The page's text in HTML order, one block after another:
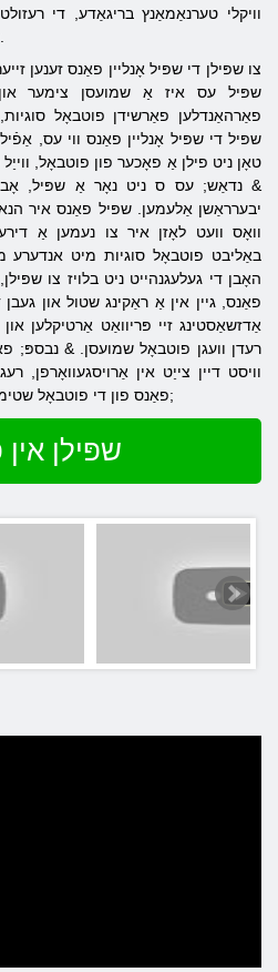
וויקלי טערנאַמאַנץ בריגאַדע, די
צו שפּילן די שפּיל אָנליין פאַנס זענען
שפּיל עס איז אַ שמועסן צימער
פאַרהאַנדלען פאַרשידן פוטבאָל
טאָן ניט פילן אַ פאָכער פון פוטבאָל,
& נדאַש; עס ס ניט נאָר אַ שפּיל,
יבערראַשן אַלעמען. שפּיל פאַנס איר
וואָס וועט לאָזן איר צו נעמען אַ
באַליבט פוטבאָל סוגיות מיט אנדערע
האָבן די געלעגנהייט ניט בלויז צו
פאַנס, גיין אין אַ ראַקינג שטול און געבן
רעדן וועגן פוטבאָל שמועסן. & נבספּ;
וויסט דיין צייַט אין אַרויסגעוואָרפן,
פאַנס פון די פוטבאָל שטימונג און יקסייטינג שפּיל. & נבספּ;
שפּילן